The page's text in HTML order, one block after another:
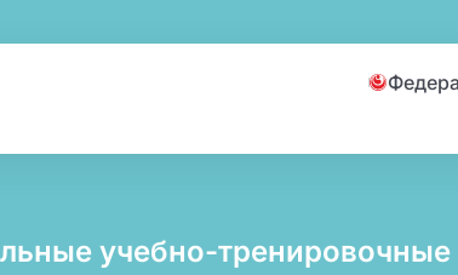
учебно-тренировочные